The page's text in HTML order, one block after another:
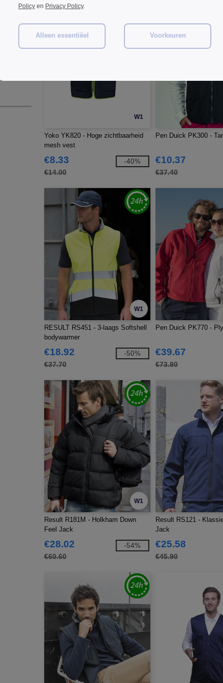
W1
Yoko YK820 - Hoge zichtbaarheid
mesh vest
€8.33
€14.00
-40%
Pen Duick PK300 -
€10.37
€37.40
W1
RESULT RS451 - 3-laags Softshell
bodywarmer
€18.92
€37.70
-50%
Pen Duick PK770 -
€39.67
€73.80
W1
Result R181M - Holkham Down
Feel Jack
€28.02
€60.60
-54%
Result RS121 -
Jack
€25.58
€45.90
Policy en Privacy Policy.
Alleen essentiëel Voorkeuren